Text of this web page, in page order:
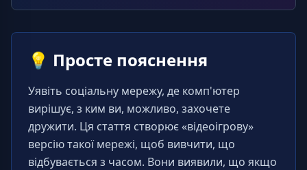
💡 Просте пояснення
Уявіть соціальну мережу, де комп'ютер
вирішує, з ким ви, можливо, захочете
дружити. Ця стаття створює «відеоігрову»
версію такої мережі, щоб вивчити, що
відбувається з часом. Вони виявили, що якщо